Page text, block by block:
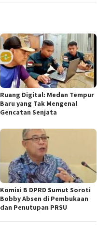
Ruang Digital: Medan Tempur
Baru yang Tak Mengenal
Gencatan Senjata
Komisi B DPRD Sumut Soroti
Bobby Absen di Pembukaan
dan Penutupan PRSU